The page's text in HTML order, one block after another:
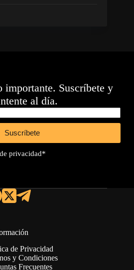
importante. Suscríbete y
al día.
Suscríbete
privacidad*
de Privacidad
y Condiciones
Frecuentes